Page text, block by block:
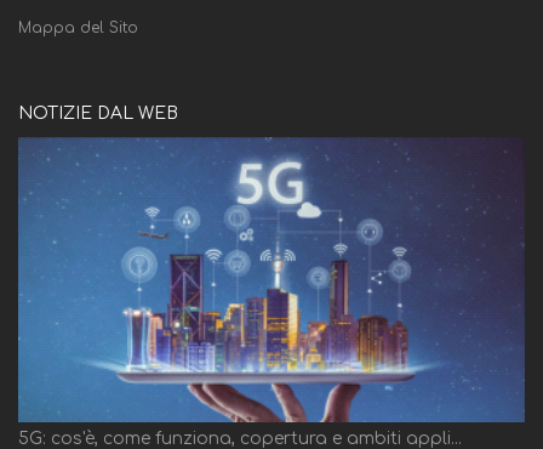
Mappa del Sito
NOTIZIE DAL WEB
5G: cos'è, come funziona, copertura e ambiti appli...